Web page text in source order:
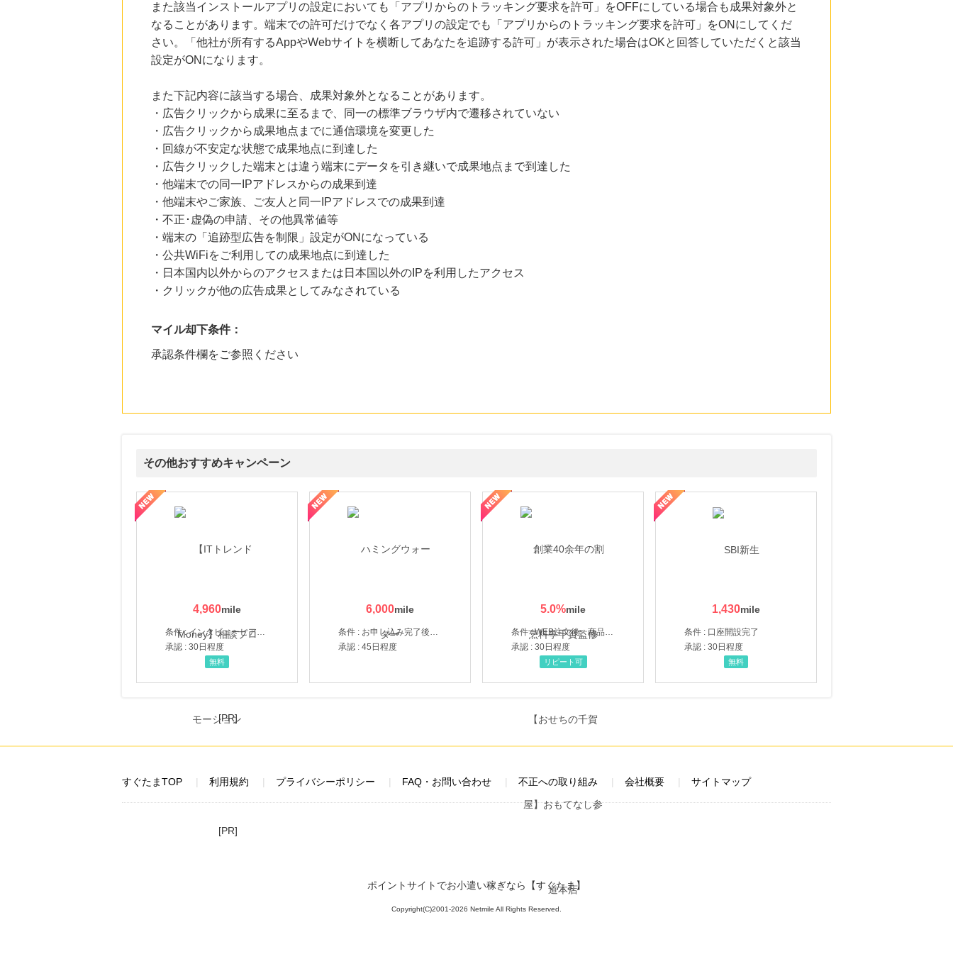
また該当インストールアプリの設定においても「アプリからのトラッキング要求を許可」をOFFにしている場合も成果対象外と
なることがあります。端末での許可だけでなく各アプリの設定でも「アプリからのトラッキング要求を許可」をONにしてくだ
さい。「他社が所有するAppやWebサイトを横断してあなたを追跡する許可」が表示された場合はOKと回答していただくと該当
設定がONになります。
また下記内容に該当する場合、成果対象外となることがあります。
・広告クリックから成果に至るまで、同一の標準ブラウザ内で遷移されていない
・広告クリックから成果地点までに通信環境を変更した
・回線が不安定な状態で成果地点に到達した
・広告クリックした端末とは違う端末にデータを引き継いで成果地点まで到達した
・他端末での同一IPアドレスからの成果到達
・他端末やご家族、ご友人と同一IPアドレスでの成果到達
・不正･虚偽の申請、その他異常値等
・端末の「追跡型広告を制限」設定がONになっている
・公共WiFiをご利用しての成果地点に到達した
・日本国内以外からのアクセスまたは日本国以外のIPを利用したアクセス
・クリックが他の広告成果としてみなされている
マイル却下条件：
承認条件欄をご参照ください
その他おすすめキャンペーン
4,960
条件 : インタビューヒアリング完了
承認 : 30日程度
無料
6,000
条件 : お申し込み完了後、決済登録完了と1ヶ月以内のサーバー初回設置。
承認 : 45日程度
5.0%
条件 : WEB注文後、商品受け取り+入金確認時点
承認 : 30日程度
創業40余年の割烹料亭千賀監修【おせちの千賀屋】おもてなし参道本店
リピート可
1,430
条件 : 口座開設完了
承認 : 30日程度
SBI新生銀行「口座開設」
無料
[PR]
すぐたまTOP 利用規約 プライバシーポリシー FAQ・お問い合わせ 不正への取り組み 会社概要 サイトマップ
[PR]
ポイントサイトでお小遣い稼ぎなら【すぐたま】
Copyright(C)2001-2026 Netmile All Rights Reserved.